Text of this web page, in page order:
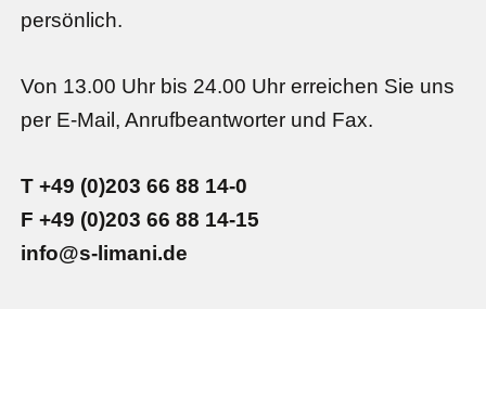
persönlich.
Von 13.00 Uhr bis 24.00 Uhr erreichen Sie uns
per E-Mail, Anrufbeantworter und Fax.
T +49 (0)203 66 88 14-0
F +49 (0)203 66 88 14-15
info@s-limani.de